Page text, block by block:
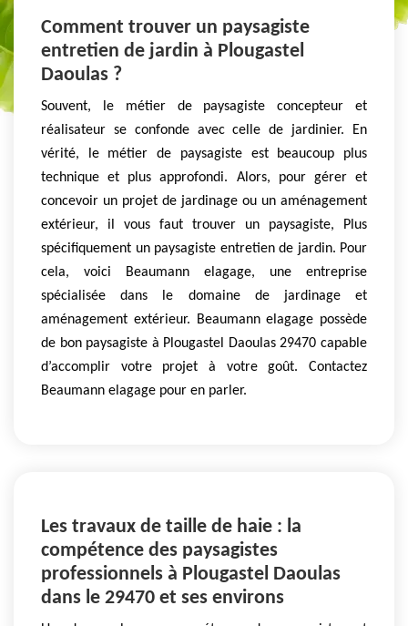
Comment trouver un paysagiste
entretien de jardin à Plougastel
Daoulas ?
Souvent, le métier de paysagiste concepteur et
réalisateur se confonde avec celle de jardinier. En
vérité, le métier de paysagiste est beaucoup plus
technique et plus approfondi. Alors, pour gérer et
concevoir un projet de jardinage ou un aménagement
extérieur, il vous faut trouver un paysagiste, Plus
spécifiquement un paysagiste entretien de jardin. Pour
cela, voici Beaumann elagage, une entreprise
spécialisée dans le domaine de jardinage et
aménagement extérieur. Beaumann elagage possède
de bon paysagiste à Plougastel Daoulas 29470 capable
d’accomplir votre projet à votre goût. Contactez
Beaumann elagage pour en parler.
Les travaux de taille de haie : la
compétence des paysagistes
professionnels à Plougastel Daoulas
dans le 29470 et ses environs